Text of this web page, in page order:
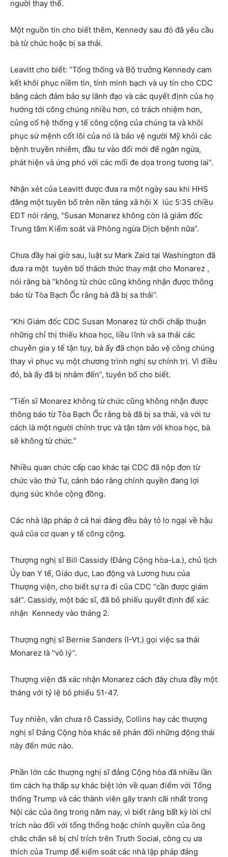
người thay thế.
Một nguồn tin cho biết thêm, Kennedy sau đó đã yêu cầu
bà từ chức hoặc bị sa thải.
Leavitt cho biết: “Tổng thống và Bộ trưởng Kennedy cam
kết khôi phục niềm tin, tính minh bạch và uy tín cho CDC
bằng cách đảm bảo sự lãnh đạo và các quyết định của họ
hướng tới công chúng nhiều hơn, có trách nhiệm hơn,
củng cố hệ thống y tế công cộng của chúng ta và khôi
phục sứ mệnh cốt lõi của nó là bảo vệ người Mỹ khỏi các
bệnh truyền nhiễm, đầu tư vào đổi mới để ngăn ngừa,
phát hiện và ứng phó với các mối đe dọa trong tương lai”.
Nhận xét của Leavitt được đưa ra một ngày sau khi HHS
đăng một tuyên bố trên nền tảng xã hội X lúc 5:35 chiều
EDT nói rằng, “Susan Monarez không còn là giám đốc
Trung tâm Kiểm soát và Phòng ngừa Dịch bệnh nữa”.
Chưa đầy hai giờ sau, luật sư Mark Zaid tại Washington đã
đưa ra một tuyên bố thách thức thay mặt cho Monarez ,
nói rằng bà “không từ chức cũng không nhận được thông
báo từ Tòa Bạch Ốc rằng bà đã bị sa thải”.
“Khi Giám đốc CDC Susan Monarez từ chối chấp thuận
những chỉ thị thiếu khoa học, liều lĩnh và sa thải các
chuyên gia y tế tận tụy, bà ấy đã chọn bảo vệ công chúng
thay vì phục vụ một chương trình nghị sự chính trị. Vì điều
đó, bà ấy đã bị nhắm đến”, tuyên bố cho biết.
“Tiến sĩ Monarez không từ chức cũng không nhận được
thông báo từ Tòa Bạch Ốc rằng bà đã bị sa thải, và với tư
cách là một người chính trực và tận tâm với khoa học, bà
sẽ không từ chức.”
Nhiều quan chức cấp cao khác tại CDC đã nộp đơn từ
chức vào thứ Tư, cảnh báo rằng chính quyền đang lợi
dụng sức khỏe cộng đồng.
Các nhà lập pháp ở cả hai đảng đều bày tỏ lo ngại về hậu
quả của cơ quan y tế công cộng.
Thượng nghị sĩ Bill Cassidy (Đảng Cộng hòa-La.), chủ tịch
Ủy ban Y tế, Giáo dục, Lao động và Lương hưu của
Thượng viện, cho biết sự ra đi của CDC “cần được giám
sát”. Cassidy, một bác sĩ, đã bỏ phiếu quyết định để xác
nhận Kennedy vào tháng 2.
Thượng nghị sĩ Bernie Sanders (I-Vt.) gọi việc sa thải
Monarez là “vô lý”.
Thượng viện đã xác nhận Monarez cách đây chưa đầy một
tháng với tỷ lệ bỏ phiếu 51-47.
Tuy nhiên, vẫn chưa rõ Cassidy, Collins hay các thượng
nghị sĩ Đảng Cộng hòa khác sẽ phản đối những động thái
này đến mức nào.
Phần lớn các thượng nghị sĩ đảng Cộng hòa đã nhiều lần
tìm cách hạ thấp sự khác biệt lớn về quan điểm với Tổng
thống Trump và các thành viên gây tranh cãi nhất trong
Nội các của ông trong năm nay, vì biết rằng bất kỳ lời chỉ
trích nào đối với tổng thống hoặc chính quyền của ông
chắc chắn sẽ bị chỉ trích trên Truth Social, công cụ ưa
thích của Trump để kiểm soát các nhà lập pháp đảng